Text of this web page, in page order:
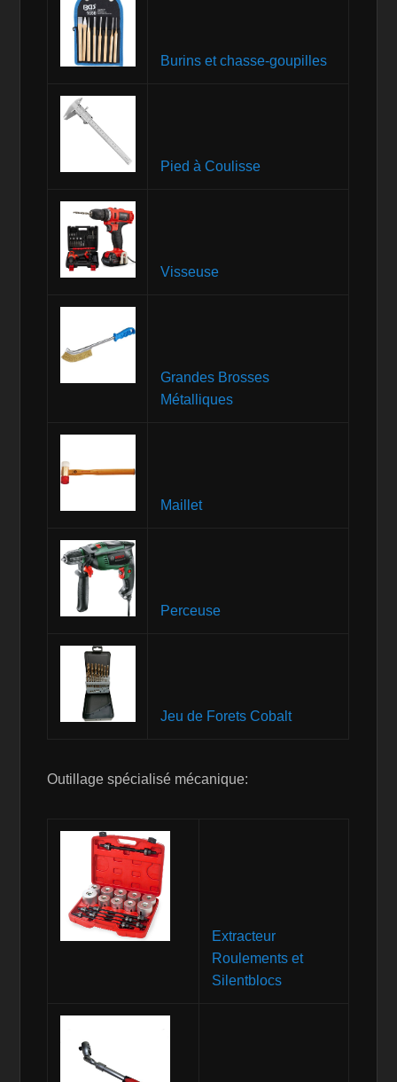
Burins et chasse-goupilles
Pied à Coulisse
Visseuse
Grandes Brosses
Métalliques
Maillet
Perceuse
Jeu de Forets Cobalt
Outillage spécialisé mécanique:
Extracteur
Roulements et
Silentblocs